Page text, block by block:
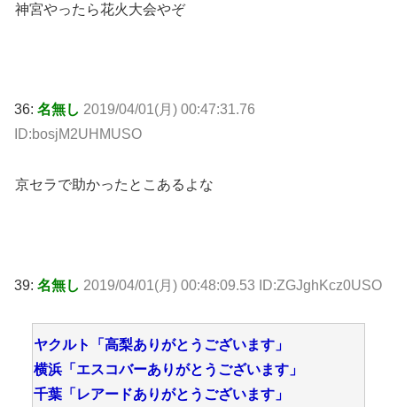
神宮やったら花火大会やぞ
36: 名無し 2019/04/01(月) 00:47:31.76
ID:bosjM2UHMUSO
京セラで助かったとこあるよな
39: 名無し 2019/04/01(月) 00:48:09.53 ID:ZGJghKcz0USO
ヤクルト「高梨ありがとうございます」
横浜「エスコバーありがとうございます」
千葉「レアードありがとうございます」